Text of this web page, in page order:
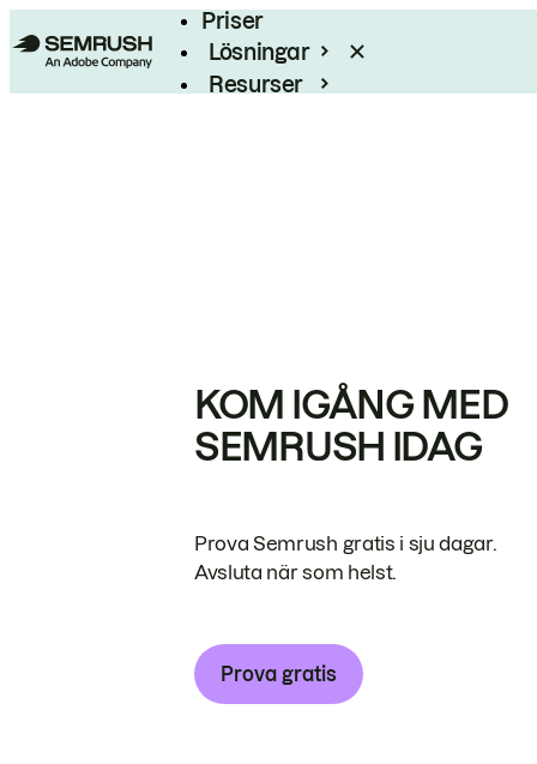
Priser
Lösningar
Resurser
KOM IGÅNG MED
SEMRUSH IDAG
Prova Semrush gratis i sju dagar.
Avsluta när som helst.
Prova gratis